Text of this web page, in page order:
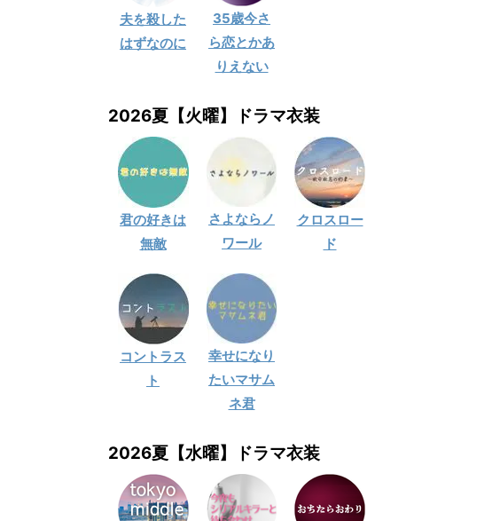
夫を殺した
はずなのに
35歳今さ
ら恋とかあ
りえない
2026夏【火曜】ドラマ衣装
君の好きは
無敵
さよならノ
ワール
クロスロー
ド
コントラス
ト
幸せになり
たいマサム
ネ君
2026夏【水曜】ドラマ衣装